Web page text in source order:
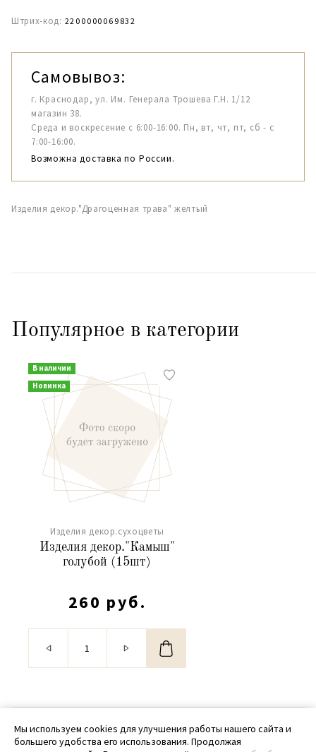
Штрих-код: 2200000069832
Самовывоз:
г. Краснодар, ул. Им. Генерала Трошева Г.Н. 1/12
магазин 38.
Среда и воскресение с 6:00-16:00. Пн, вт, чт, пт, сб - с
7:00-16:00.
Возможна доставка по России.
Изделия декор."Драгоценная трава" желтый
Популярное в категории
В наличии
Новинка
Изделия декор.сухоцветы
Изделия декор."Камыш"
голубой (15шт)
260 руб.
© 2020 - 2026 SamPack
Мы используем cookies для улучшения работы нашего сайта и
большего удобства его использования. Продолжая